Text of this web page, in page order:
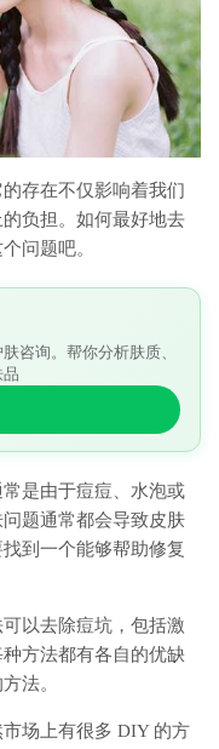
存在不仅影响着我们
负担。如何最好地去
问题吧。
咨询。帮你分析肤质、
是由于痘痘、水泡或
题通常都会导致皮肤
到一个能够帮助修复
以去除痘坑，包括激
方法都有各自的优缺
法。
场上有很多 DIY 的方